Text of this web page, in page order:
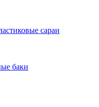
сараи
баки